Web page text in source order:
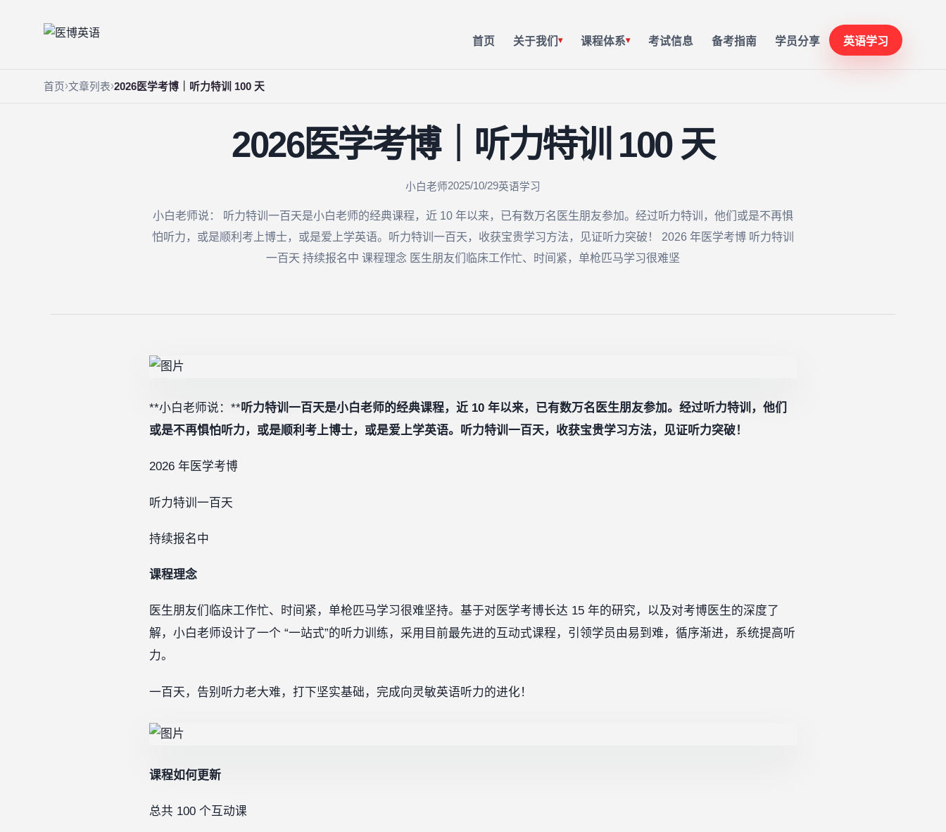
首页 关于我们 ▾ 课程体系▾ 考试信息 备考指南 学员分享 英语学习
首页 文章列表 2026医学考博｜听力特训 100 天
2026医学考博｜听力特训 100 天
小白老师2025/10/29英语学习
小白老师说： 听力特训一百天是小白老师的经典课程，近 10 年以来，已有数万名医生朋友参加。经过听力特训，他们或是不再惧
怕听力，或是顺利考上博士，或是爱上学英语。听力特训一百天，收获宝贵学习方法，见证听力突破！ 2026 年医学考博 听力特训
一百天 持续报名中 课程理念 医生朋友们临床工作忙、时间紧，单枪匹马学习很难坚
**小白老师说：**听力特训一百天是小白老师的经典课程，近 10 年以来，已有数万名医生朋友参加。经过听力特训，他们
或是不再惧怕听力，或是顺利考上博士，或是爱上学英语。听力特训一百天，收获宝贵学习方法，见证听力突破！
2026 年医学考博
听力特训一百天
持续报名中
课程理念
医生朋友们临床工作忙、时间紧，单枪匹马学习很难坚持。基于对医学考博长达 15 年的研究，以及对考博医生的深度了
解，小白老师设计了一个 “一站式”的听力训练，采用目前最先进的互动式课程，引领学员由易到难，循序渐进，系统提高听
力。
一百天，告别听力老大难，打下坚实基础，完成向灵敏英语听力的进化！
课程如何更新
总共 100 个互动课